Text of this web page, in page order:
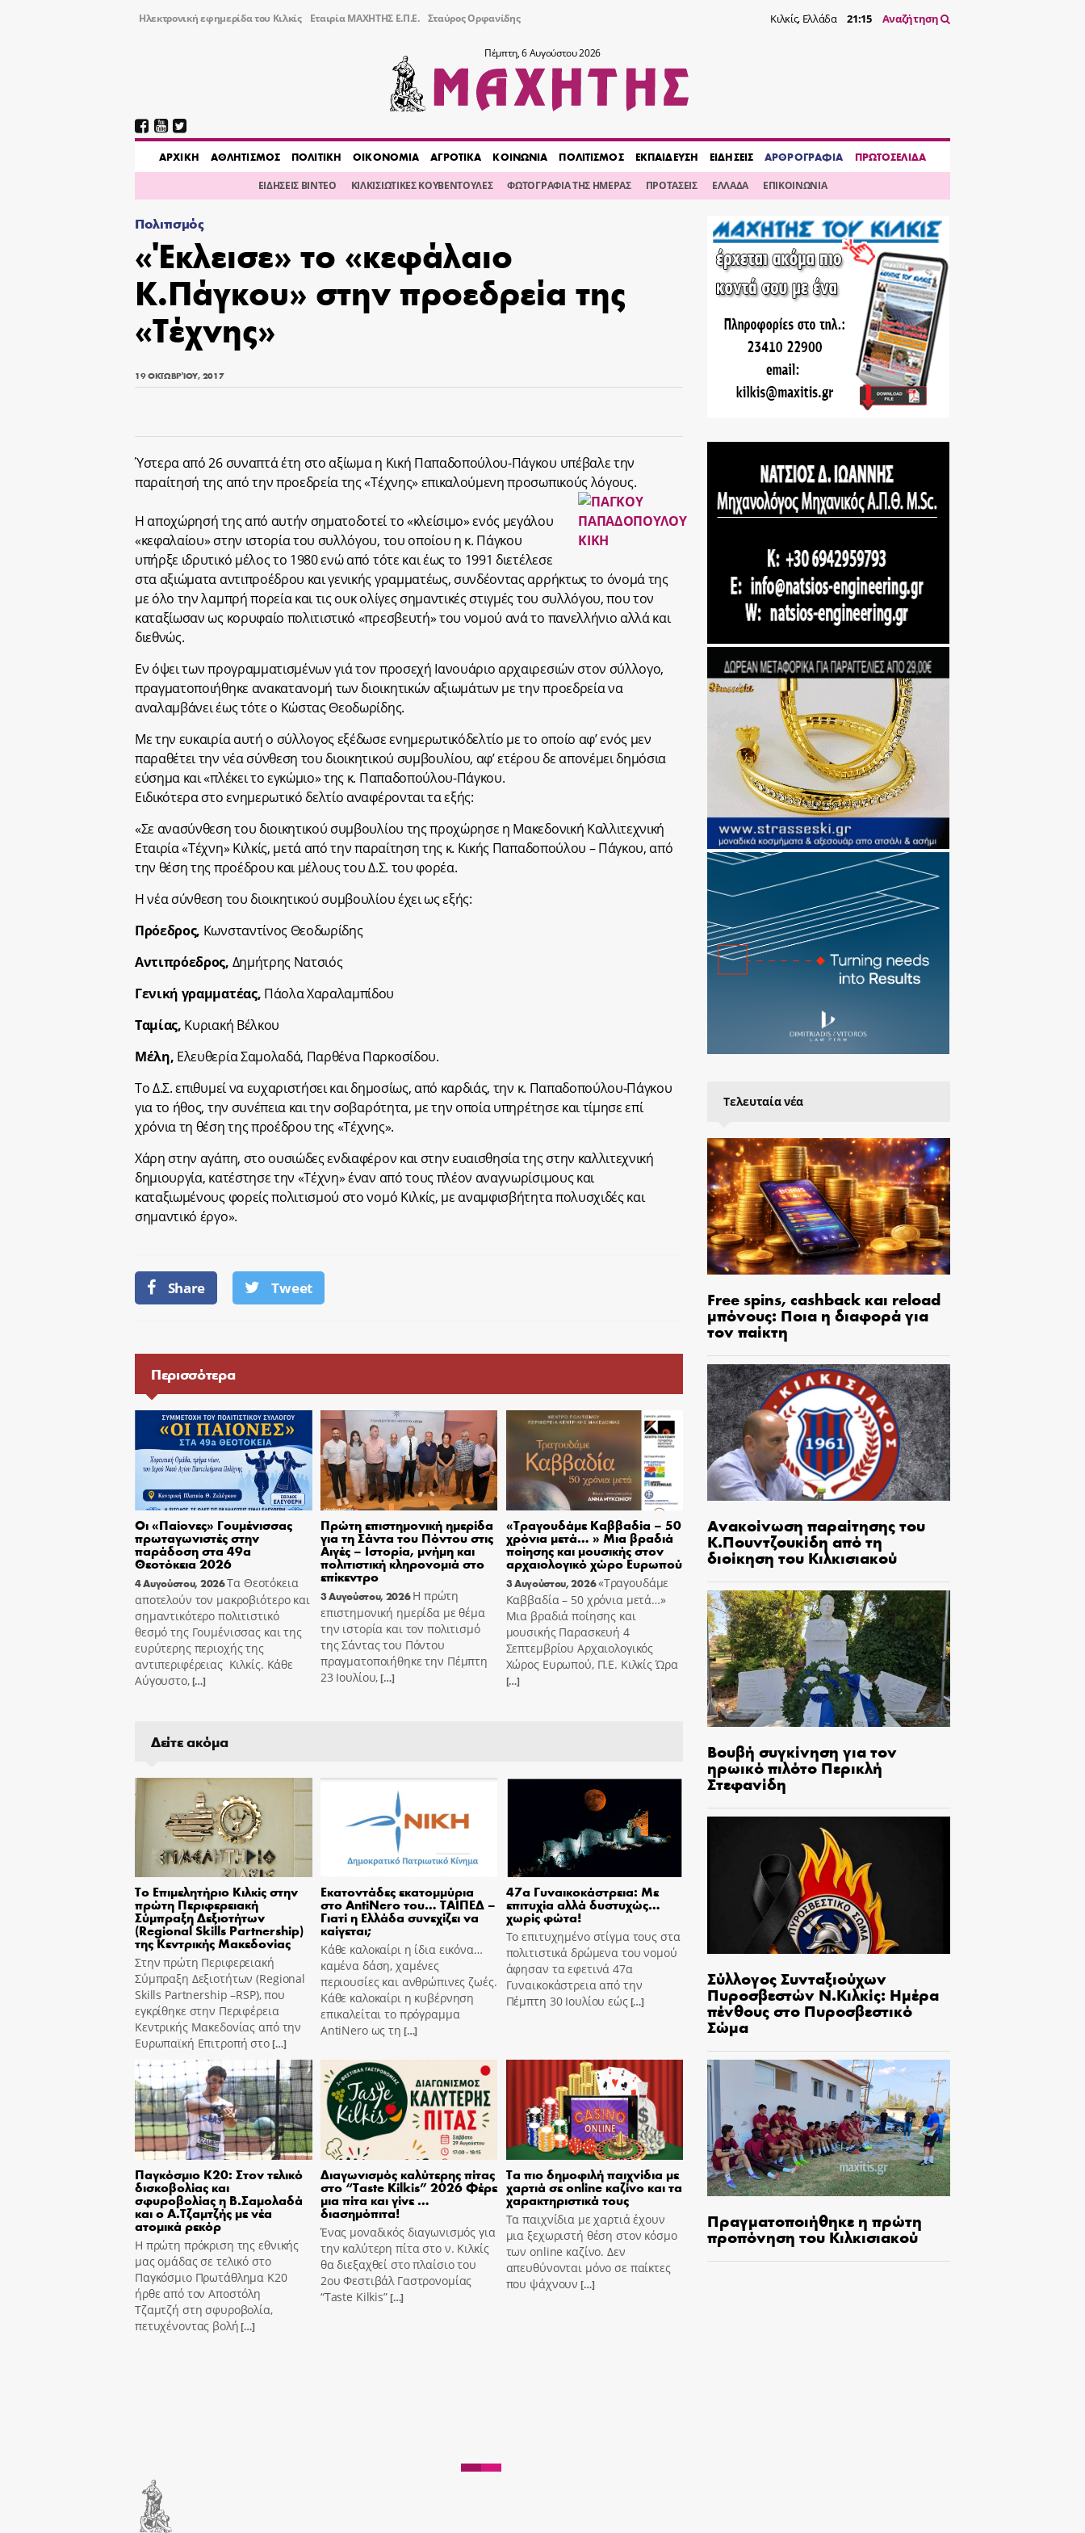
Ηλεκτρονική εφημερίδα του Κιλκίς Εταιρία ΜΑΧΗΤΗΣ Ε.Π.Ε. Σταύρος Ορφανίδης Κιλκίς, Ελλάδα 21:15 Αναζήτηση
Πέμπτη, 6 Αυγούστου 2026
AΡΧΙΚΗ ΑΘΛΗΤΙΣΜΟΣ ΠΟΛΙΤΙΚΗ ΟΙΚΟΝΟΜΙΑ ΑΓΡΟΤΙΚΑ ΚΟΙΝΩΝΙΑ ΠΟΛΙΤΙΣΜΟΣ ΕΚΠΑΙΔΕΥΣΗ ΕΙΔΗΣΕΙΣ ΑΡΘΡΟΓΡΑΦΙΑ ΠΡΩΤΟΣΕΛΙΔΑ
ΕΙΔΗΣΕΙΣ ΒΙΝΤΕΟ ΚΙΛΚΙΣΙΩΤΙΚΕΣ ΚΟΥΒΕΝΤΟΥΛΕΣ ΦΩΤΟΓΡΑΦΙΑ ΤΗΣ ΗΜΕΡΑΣ ΠΡΟΤΑΣΕΙΣ ΕΛΛΑΔΑ ΕΠΙΚΟΙΝΩΝΙΑ
Πολιτισμός
«Έκλεισε» το «κεφάλαιο
Κ.Πάγκου» στην προεδρεία της
«Τέχνης»
19 ΟΚΤΩΒΡΊΟΥ, 2017
Ύστερα από 26 συναπτά έτη στο αξίωμα η Κική Παπαδοπούλου-Πάγκου υπέβαλε την
παραίτησή της από την προεδρεία της «Τέχνης» επικαλούμενη προσωπικούς λόγους.
Η αποχώρησή της από αυτήν σηματοδοτεί το «κλείσιμο» ενός μεγάλου
«κεφαλαίου» στην ιστορία του συλλόγου, του οποίου η κ. Πάγκου
υπήρξε ιδρυτικό μέλος το 1980 ενώ από τότε και έως το 1991 διετέλεσε
στα αξιώματα αντιπροέδρου και γενικής γραμματέως, συνδέοντας αρρήκτως το όνομά της
με όλο την λαμπρή πορεία και τις ουκ ολίγες σημαντικές στιγμές του συλλόγου, που τον
καταξίωσαν ως κορυφαίο πολιτιστικό «πρεσβευτή» του νομού ανά το πανελλήνιο αλλά και
διεθνώς.
Εν όψει των προγραμματισμένων γιά τον προσεχή Ιανουάριο αρχαιρεσιών στον σύλλογο,
πραγματοποιήθηκε ανακατανομή των διοικητικών αξιωμάτων με την προεδρεία να
αναλαμβάνει έως τότε ο Κώστας Θεοδωρίδης.
Με την ευκαιρία αυτή ο σύλλογος εξέδωσε ενημερωτικόδελτίο με το οποίο αφ’ ενός μεν
παραθέτει την νέα σύνθεση του διοικητικού συμβουλίου, αφ’ ετέρου δε απονέμει δημόσια
εύσημα και «πλέκει το εγκώμιο» της κ. Παπαδοπούλου-Πάγκου.
Ειδικότερα στο ενημερωτικό δελτίο αναφέρονται τα εξής:
«Σε ανασύνθεση του διοικητικού συμβουλίου της προχώρησε η Μακεδονική Καλλιτεχνική
Εταιρία «Τέχνη» Κιλκίς, μετά από την παραίτηση της κ. Κικής Παπαδοπούλου – Πάγκου, από
την θέση της προέδρου και μέλους του Δ.Σ. του φορέα.
Η νέα σύνθεση του διοικητικού συμβουλίου έχει ως εξής:
Πρόεδρος, Κωνσταντίνος Θεοδωρίδης
Αντιπρόεδρος, Δημήτρης Νατσιός
Γενική γραμματέας, Πάολα Χαραλαμπίδου
Ταμίας, Κυριακή Βέλκου
Μέλη, Ελευθερία Σαμολαδά, Παρθένα Παρκοσίδου.
Το Δ.Σ. επιθυμεί να ευχαριστήσει και δημοσίως, από καρδιάς, την κ. Παπαδοπούλου-Πάγκου
για το ήθος, την συνέπεια και την σοβαρότητα, με την οποία υπηρέτησε και τίμησε επί
χρόνια τη θέση της προέδρου της «Τέχνης».
Χάρη στην αγάπη, στο ουσιώδες ενδιαφέρον και στην ευαισθησία της στην καλλιτεχνική
δημιουργία, κατέστησε την «Τέχνη» έναν από τους πλέον αναγνωρίσιμους και
καταξιωμένους φορείς πολιτισμού στο νομό Κιλκίς, με αναμφισβήτητα πολυσχιδές και
σημαντικό έργο».
Share Tweet
Περισσότερα
Οι «Παίονες» Γουμένισσας
πρωταγωνιστές στην
παράδοση στα 49α
Θεοτόκεια 2026
4 Αυγούστου, 2026Τα Θεοτόκεια
αποτελούν τον μακροβιότερο και
σημαντικότερο πολιτιστικό
θεσμό της Γουμένισσας και της
ευρύτερης περιοχής της
αντιπεριφέρειας Κιλκίς. Κάθε
Αύγουστο,[…]
Πρώτη επιστημονική ημερίδα
για τη Σάντα του Πόντου στις
Αιγές – Ιστορία, μνήμη και
πολιτιστική κληρονομιά στο
επίκεντρο
3 Αυγούστου, 2026 Η πρώτη
επιστημονική ημερίδα με θέμα
την ιστορία και τον πολιτισμό
της Σάντας του Πόντου
πραγματοποιήθηκε την Πέμπτη
23 Ιουλίου,[…]
«Τραγουδάμε Καββαδία – 50
χρόνια μετά… » Μια βραδιά
ποίησης και μουσικής στον
αρχαιολογικό χώρο Ευρωπού
3 Αυγούστου, 2026«Τραγουδάμε
Καββαδία – 50 χρόνια μετά…»
Μια βραδιά ποίησης και
μουσικής Παρασκευή 4
Σεπτεμβρίου Αρχαιολογικός
Χώρος Ευρωπού, Π.Ε. Κιλκίς Ώρα
[…]
Δείτε ακόμα
Το Επιμελητήριο Κιλκίς στην
πρώτη Περιφερειακή
Σύμπραξη Δεξιοτήτων
(Regional Skills Partnership)
της Κεντρικής Μακεδονίας
Στην πρώτη Περιφερειακή
Σύμπραξη Δεξιοτήτων (Regional
Skills Partnership –RSP), που
εγκρίθηκε στην Περιφέρεια
Κεντρικής Μακεδονίας από την
Ευρωπαϊκή Επιτροπή στο[…]
Εκατοντάδες εκατομμύρια
στο AntiNero του… ΤΑΙΠΕΔ –
Γιατί η Ελλάδα συνεχίζει να
καίγεται;
Κάθε καλοκαίρι η ίδια εικόνα…
καμένα δάση, χαμένες
περιουσίες και ανθρώπινες ζωές.
Κάθε καλοκαίρι η κυβέρνηση
επικαλείται το πρόγραμμα
AntiNero ως τη […]
47α Γυναικοκάστρεια: Με
επιτυχία αλλά δυστυχώς…
χωρίς φώτα!
Το επιτυχημένο στίγμα τους στα
πολιτιστικά δρώμενα του νομού
άφησαν τα εφετινά 47α
Γυναικοκάστρεια από την
Πέμπτη 30 Ιουλίου εώς[…]
Παγκόσμιο Κ20: Στον τελικό
δισκοβολίας και
σφυροβολίας η Β.Σαμολαδά
και ο Α.Τζαμτζής με νέα
ατομικά ρεκόρ
Η πρώτη πρόκριση της εθνικής
μας ομάδας σε τελικό στο
Παγκόσμιο Πρωτάθλημα Κ20
ήρθε από τον Αποστόλη
Τζαμτζή στη σφυροβολία,
πετυχένοντας βολή[…]
Διαγωνισμός καλύτερης πίτας
στο “Taste Kilkis” 2026 Φέρε
μια πίτα και γίνε …
διασημόπιτα!
Ένας μοναδικός διαγωνισμός για
την καλύτερη πίτα στο ν. Κιλκίς
θα διεξαχθεί στο πλαίσιο του
2ου Φεστιβάλ Γαστρονομίας
“Taste Kilkis”[…]
Τα πιο δημοφιλή παιχνίδια με
χαρτιά σε online καζίνο και τα
χαρακτηριστικά τους
Τα παιχνίδια με χαρτιά έχουν
μια ξεχωριστή θέση στον κόσμο
των online καζίνο. Δεν
απευθύνονται μόνο σε παίκτες
που ψάχνουν […]
Τελευταία νέα
Free spins, cashback και reload
μπόνους: Ποια η διαφορά για
τον παίκτη
Ανακοίνωση παραίτησης του
Κ.Πουντζουκίδη από τη
διοίκηση του Κιλκισιακού
Βουβή συγκίνηση για τον
ηρωικό πιλότο Περικλή
Στεφανίδη
Σύλλογος Συνταξιούχων
Πυροσβεστών Ν.Κιλκίς: Ημέρα
πένθους στο Πυροσβεστικό
Σώμα
Πραγματοποιήθηκε η πρώτη
προπόνηση του Κιλκισιακού